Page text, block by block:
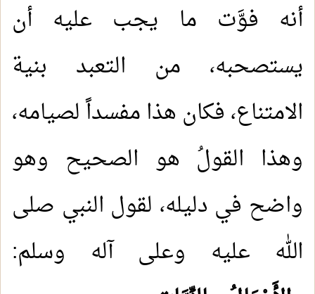
أنه فوَّت ما يجب عليه أن
يستصحبه، من التعبد بنية
الامتناع، فكان هذا مفسداً لصيامه،
وهذا القولُ هو الصحيح وهو
واضح في دليله، لقول النبي صلى
الله عليه وعلى آله وسلم:
1. (10) التعليق على كتاب الحج من الكافي
2. (9) التعليق على كتاب الحج من الكافي
3. (8) التعليق على كتاب الحج من الكافي